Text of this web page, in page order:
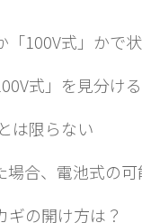
100V式」かで
式」を見分け
は限らない
合、電池式の可
の開け方は？